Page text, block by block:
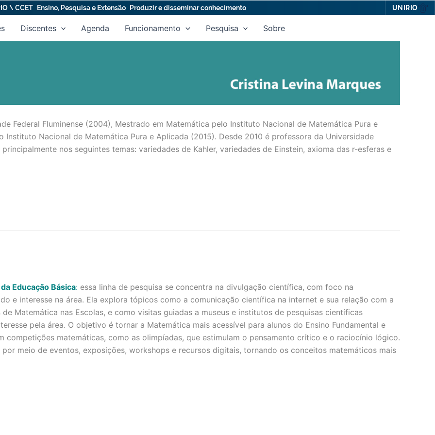
\ CCET Ensino, Pesquisa e Extensão Produzir e disseminar conhecimento UNIRIO
Discentes Agenda Funcionamento Pesquisa Sobre
Federal Fluminense (2004), Mestrado em Matemática pelo Instituto Nacional de Matemática Pura e
Nacional de Matemática Pura e Aplicada (2015). Desde 2010 é professora da Universidade
nos seguintes temas: variedades de Kahler, variedades de Einstein, axioma das r-esferas e
Educação Básica: essa linha de pesquisa se concentra na divulgação científica, com foco na
e interesse na área. Ela explora tópicos como a comunicação científica na internet e sua relação com a
Matemática nas Escolas, e como visitas guiadas a museus e institutos de pesquisas científicas
pela área. O objetivo é tornar a Matemática mais acessível para alunos do Ensino Fundamental e
competições matemáticas, como as olimpíadas, que estimulam o pensamento crítico e o raciocínio lógico.
meio de eventos, exposições, workshops e recursos digitais, tornando os conceitos matemáticos mais